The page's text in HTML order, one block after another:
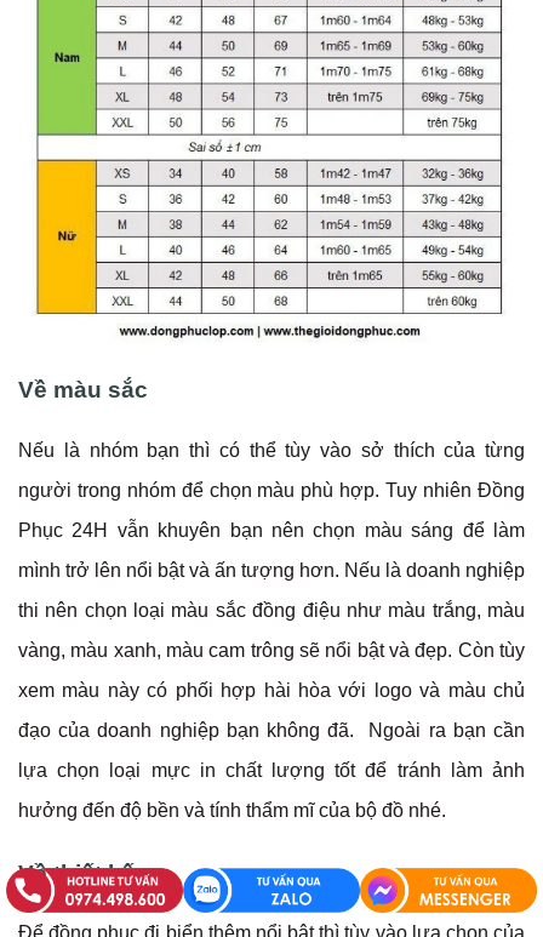
Về màu sắc
Nếu là nhóm bạn thì có thể tùy vào sở thích của từng
người trong nhóm để chọn màu phù hợp. Tuy nhiên Đồng
Phục 24H vẫn khuyên bạn nên chọn màu sáng để làm
mình trở lên nổi bật và ấn tượng hơn. Nếu là doanh nghiệp
thi nên chọn loại màu sắc đồng điệu như màu trắng, màu
vàng, màu xanh, màu cam trông sẽ nổi bật và đẹp. Còn tùy
xem màu này có phối hợp hài hòa với logo và màu chủ
đạo của doanh nghiệp bạn không đã. Ngoài ra bạn cần
lựa chọn loại mực in chất lượng tốt để tránh làm ảnh
hưởng đến độ bền và tính thẩm mĩ của bộ đồ nhé.
Về thiết kế